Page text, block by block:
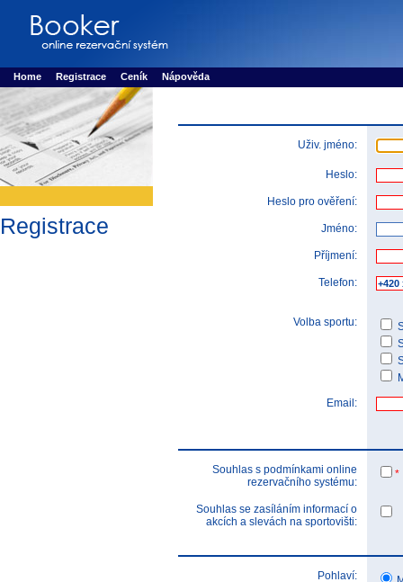
Rezervujse - Port�l pro online rezervace sportu
Home Registrace Ceník Nápověda
Registrace
Uživ. jméno:
Heslo:
Heslo pro ověření:
Jméno:
Příjmení:
Telefon:
Volba sportu:
Email:
Souhlas s podmínkami online
rezervačního systému:
*
Souhlas se zasíláním informací o
akcích a slevách na sportovišti:
Pohlaví: